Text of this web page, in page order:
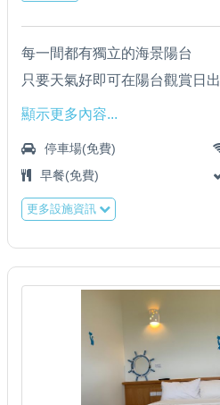
每一間都有獨立的海景陽台
只要天氣好即可在陽台觀賞日出
全套乾濕分離衛浴設備
‧ 42吋液晶電視
‧ 獨立海景陽台
‧ 乾濕分離衛浴
‧ 礦泉水
顯示更多內容...
停車場(免費)
早餐(免費)
更多設施資訊